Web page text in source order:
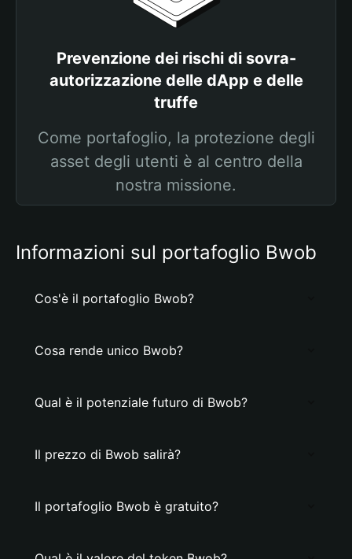
Prevenzione dei rischi di sovra-
autorizzazione delle dApp e delle
truffe
Come portafoglio, la protezione degli
asset degli utenti è al centro della
nostra missione.
Informazioni sul portafoglio Bwob
Cos'è il portafoglio Bwob?
Cosa rende unico Bwob?
Qual è il potenziale futuro di Bwob?
Il prezzo di Bwob salirà?
Il portafoglio Bwob è gratuito?